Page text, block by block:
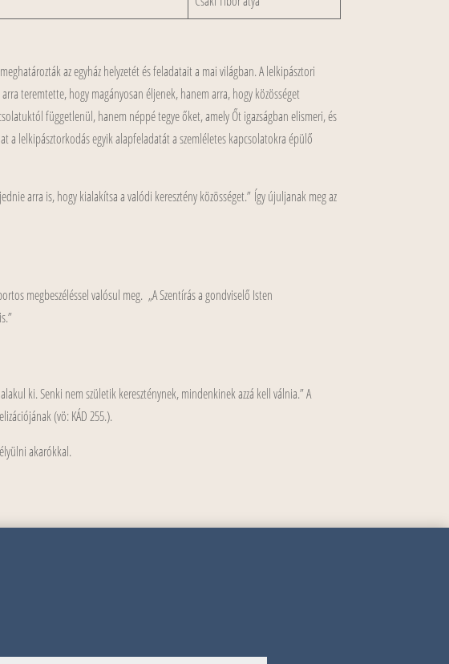
az egyház helyzetét és feladatait a mai világban. A lelkipásztori
teremtette, hogy magányosan éljenek, hanem arra, hogy közösséget
függetlenül, hanem néppé tegye őket, amely Őt igazságban elismeri, és
a lelkipásztorkodás egyik alapfeladatát a szemléletes kapcsolatokra épülő
arra is, hogy kialakítsa a valódi keresztény közösséget.” Így újuljanak meg az
megbeszéléssel valósul meg. „A Szentírás a gondviselő Isten
ki. Senki nem születik kereszténynek, mindenkinek azzá kell válnia.” A
(vö: KÁD 255.).
akarókkal.